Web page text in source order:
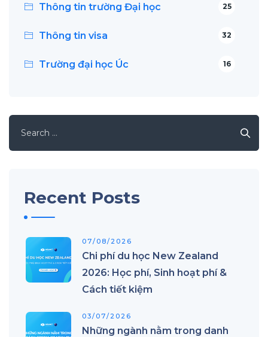
Thông tin trường Đại học 25
Thông tin visa 32
Trường đại học Úc 16
for:
Recent Posts
07/08/2026
Chi phí du học New Zealand
2026: Học phí, Sinh hoạt phí &
Cách tiết kiệm
03/07/2026
Những ngành nằm trong danh